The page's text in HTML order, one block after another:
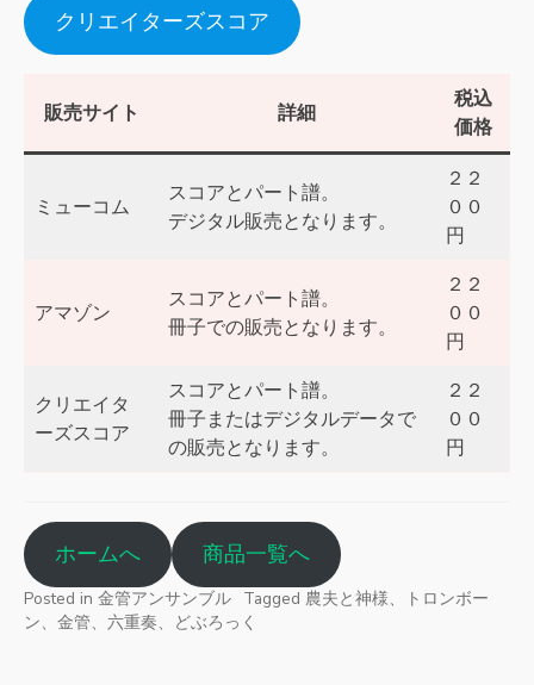
クリエイターズスコア
販売サイト 詳細
税込
価格
ミューコム
スコアとパート譜。
デジタル販売となります。
２２
００
円
アマゾン
スコアとパート譜。
冊子での販売となります。
２２
００
円
クリエイタ
ーズスコア
スコアとパート譜。
冊子またはデジタルデータで
の販売となります。
２２
００
円
ホームへ 商品一覧へ
Posted in 金管アンサンブル Tagged 農夫と神様、トロンボー
ン、金管、六重奏、どぶろっく